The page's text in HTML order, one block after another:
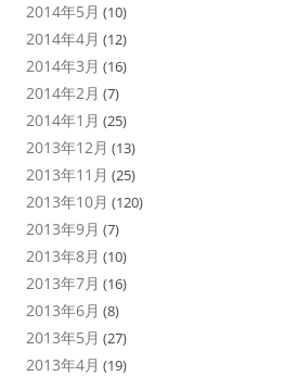
2014年5月 (10)
2014年4月 (12)
2014年3月 (16)
2014年2月 (7)
2014年1月 (25)
2013年12月 (13)
2013年11月 (25)
2013年10月 (120)
2013年9月 (7)
2013年8月 (10)
2013年7月 (16)
2013年6月 (8)
2013年5月 (27)
2013年4月 (19)